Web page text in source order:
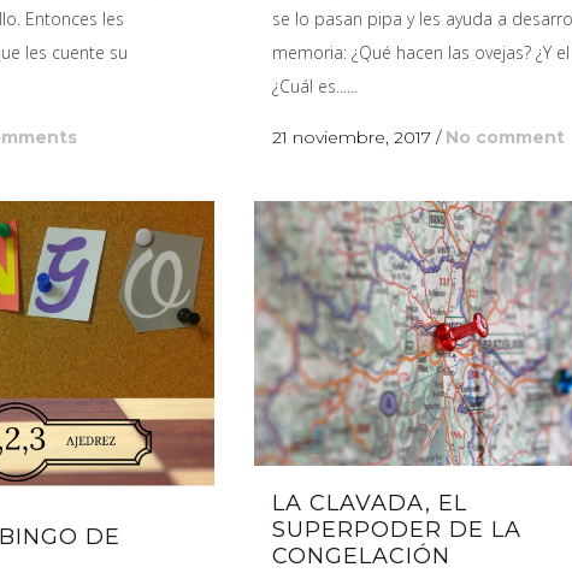
Entonces les
les cuente su
se lo pasan pipa y les ayuda a
memoria: ¿Qué hacen las ovejas? ¿Y
¿Cuál es......
21 noviembre, 2017 / No comment
DE
LA CLAVADA, EL
SUPERPODER DE LA
CONGELACIÓN